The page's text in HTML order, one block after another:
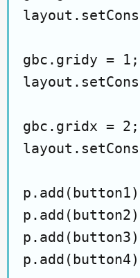
gbc.gridy = 1;
gbc.gridx = 2;